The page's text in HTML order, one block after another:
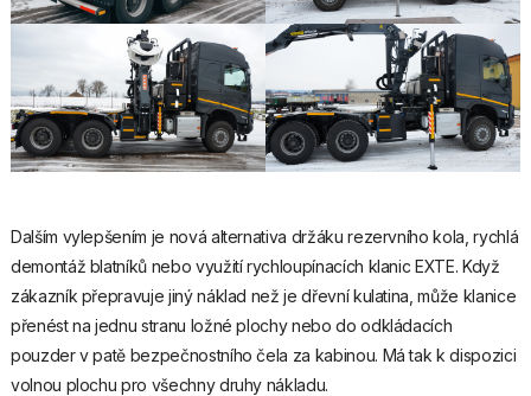
Dalším vylepšením je nová alternativa držáku rezervního kola, rychlá
demontáž blatníků nebo využití rychloupínacích klanic EXTE. Když
zákazník přepravuje jiný náklad než je dřevní kulatina, může klanice
přenést na jednu stranu ložné plochy nebo do odkládacích
pouzder v patě bezpečnostního čela za kabinou. Má tak k dispozici
volnou plochu pro všechny druhy nákladu.